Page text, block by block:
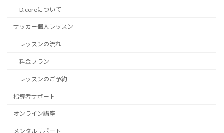
D.coreについて
サッカー個人レッスン
レッスンの流れ
料金プラン
レッスンのご予約
指導者サポート
オンライン講座
メンタルサポート